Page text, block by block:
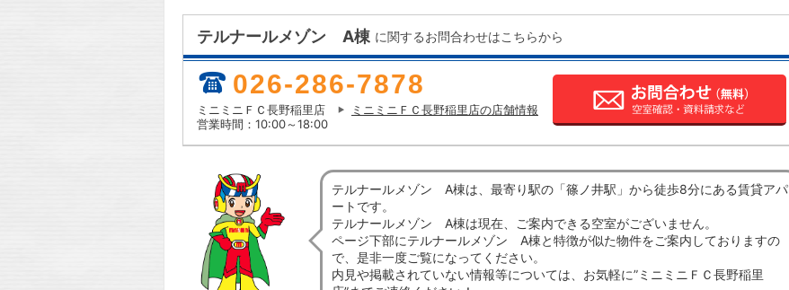
テルナールメゾン A棟 に関するお問合わせはこちらから
026-286-7878
ミニミニＦＣ長野稲里店
ミニミニＦＣ長野稲里店の店舗情報
営業時間：10:00～18:00
テルナールメゾン A棟は、最寄り駅の「篠ノ井駅」から徒歩8分にある賃貸アパ
ートです。
テルナールメゾン A棟は現在、ご案内できる空室がございません。
ページ下部にテルナールメゾン A棟と特徴が似た物件をご案内しておりますの
で、是非一度ご覧になってください。
内見や掲載されていない情報等については、お気軽に”ミニミニＦＣ長野稲里